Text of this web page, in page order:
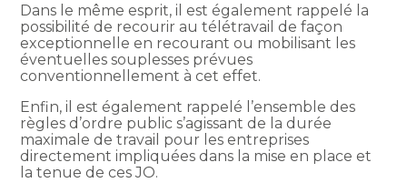
Dans le même esprit, il est également rappelé la
possibilité de recourir au télétravail de façon
exceptionnelle en recourant ou mobilisant les
éventuelles souplesses prévues
conventionnellement à cet effet.
Enfin, il est également rappelé l’ensemble des
règles d’ordre public s’agissant de la durée
maximale de travail pour les entreprises
directement impliquées dans la mise en place et
la tenue de ces JO.